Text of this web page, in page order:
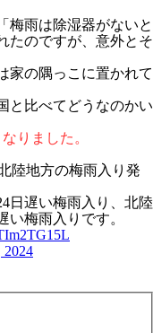
梅雨は除湿器がないと
たのですが、意外とそ
家の隅っこに置かれて
と比べてどうなのかい
りました。
陸地方の梅雨入り発
日遅い梅雨入り、北陸
い梅雨入りです。
2024